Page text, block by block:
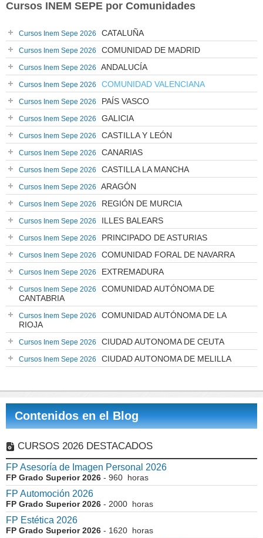
Cursos INEM SEPE por Comunidades
Cursos Inem Sepe 2026 CATALUÑA
Cursos Inem Sepe 2026 COMUNIDAD DE MADRID
Cursos Inem Sepe 2026 ANDALUCÍA
Cursos Inem Sepe 2026 COMUNIDAD VALENCIANA
Cursos Inem Sepe 2026 PAÍS VASCO
Cursos Inem Sepe 2026 GALICIA
Cursos Inem Sepe 2026 CASTILLA Y LEÓN
Cursos Inem Sepe 2026 CANARIAS
Cursos Inem Sepe 2026 CASTILLA LA MANCHA
Cursos Inem Sepe 2026 ARAGÓN
Cursos Inem Sepe 2026 REGIÓN DE MURCIA
Cursos Inem Sepe 2026 ILLES BALEARS
Cursos Inem Sepe 2026 PRINCIPADO DE ASTURIAS
Cursos Inem Sepe 2026 COMUNIDAD FORAL DE NAVARRA
Cursos Inem Sepe 2026 EXTREMADURA
Cursos Inem Sepe 2026
COMUNIDAD AUTÓNOMA DE
CANTABRIA
Cursos Inem Sepe 2026
COMUNIDAD AUTÓNOMA DE LA
RIOJA
Cursos Inem Sepe 2026 CIUDAD AUTONOMA DE CEUTA
Cursos Inem Sepe 2026 CIUDAD AUTONOMA DE MELILLA
Contenidos en el Blog
CURSOS 2026 DESTACADOS
FP Asesoría de Imagen Personal 2026
FP Grado Superior 2026 - 960 horas
FP Automoción 2026
FP Grado Superior 2026 - 2000 horas
FP Estética 2026
FP Grado Superior 2026 - 1620 horas